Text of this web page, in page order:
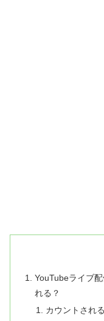
YouTubeライブ
れる？
カウントされ